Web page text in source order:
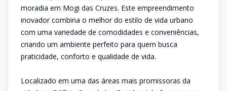
moradia em Mogi das Cruzes. Este empreendimento
inovador combina o melhor do estilo de vida urbano
com uma variedade de comodidades e conveniências,
criando um ambiente perfeito para quem busca
praticidade, conforto e qualidade de vida.
Localizado em uma das áreas mais promissoras da